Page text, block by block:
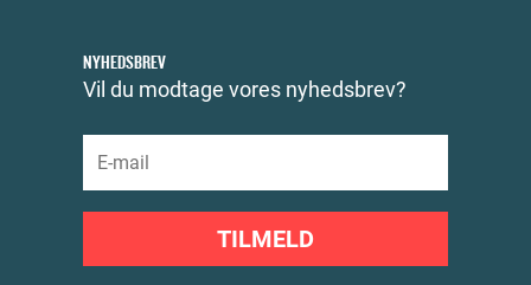
NYHEDSBREV
Vil du modtage vores nyhedsbrev?
TILMELD